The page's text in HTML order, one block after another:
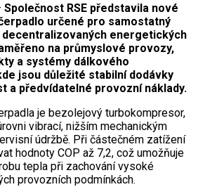
Společnost RSE představila nové
určené pro samostatný
energetických
na průmyslové provozy,
a systémy dálkového
jsou důležité stabilní dodávky
a předvídatelné provozní náklady.
je bezolejový turbokompresor,
vibrací, nižším mechanickým
údržbě. Při částečném zatížení
hodnoty COP až 7,2, což umožňuje
tepla při zachování vysoké
provozních podmínkách.